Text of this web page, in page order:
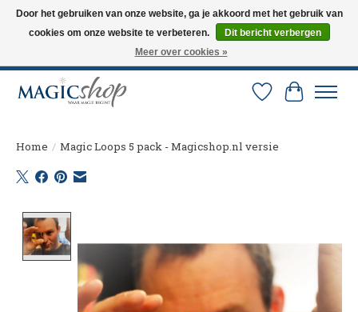
Altijd de nieuwste trucs op voorraad. Snelle verzending via PostNL en DHL.
Langskomen in onze winkel? Bel of mail om een afspraak te maken. 0251-
Verlanglijst
Home / Magic Loops 5 pack - Magicshop.nl versie
Door het gebruiken van onze website, ga je akkoord met het gebruik van
cookies om onze website te verbeteren.
Dit bericht verbergen
Meer over cookies »